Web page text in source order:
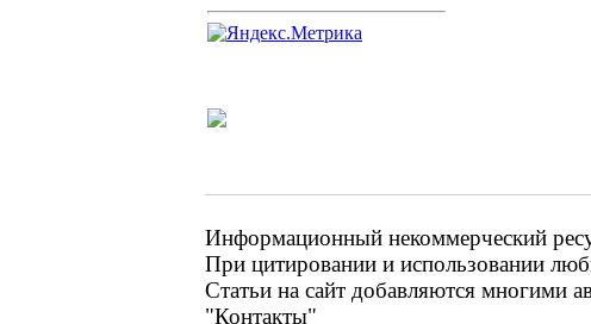
Информационный некоммерческий
При цитировании и использовании
Статьи на сайт добавляются многими
"Контакты"